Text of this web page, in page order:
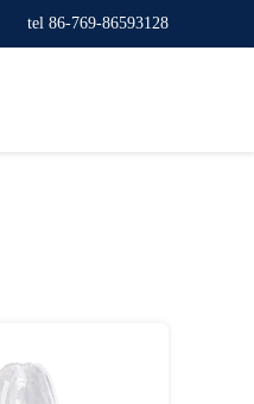
tel 86-769-86593128